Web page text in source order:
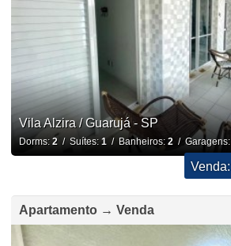
Vila Alzira / Guarujá - SP
Dorms: 2/ Suítes: 1 / Banheiros: 2/ Garagens:
Venda:
Apartamento → Venda